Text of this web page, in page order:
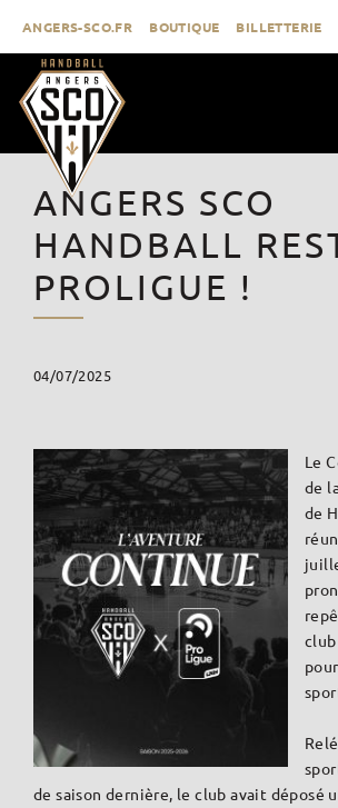
contenu
ANGERS-SCO.FR BOUTIQUE BILLETTERIE
ACTUALITÉS
CLUB
PROLIGUE
FORMATION
ANGERS SCO
HANDBALL
PROLIGUE !
04/07/2025
Le
de
de
de saison dernière, le club avait déposé